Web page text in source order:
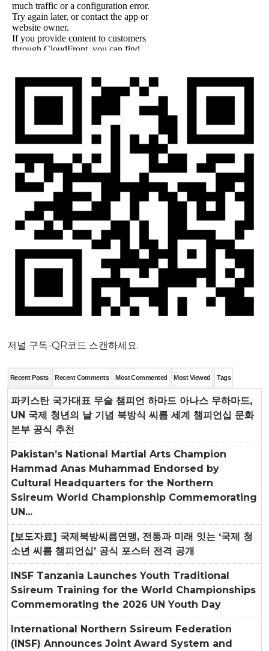
저널 구독-QR코드 스캔하세요.
Recent Posts Recent Comments Most Commented Most Viewed Tags
파키스탄 국가대표 무술 챔피언 하마드 아나스 무하마드,
UN 국제 청년의 날 기념 북방식 씨름 세계 챔피언십 문화
본부 공식 추천
Pakistan’s National Martial Arts Champion
Hammad Anas Muhammad Endorsed by
Cultural Headquarters for the Northern
Ssireum World Championship Commemorating
UN...
[보도자료] 국제북방씨름연맹, 전통과 미래 잇는 ‘국제 청
소년 씨름 챔피언십’ 공식 포스터 전격 공개
INSF Tanzania Launches Youth Traditional
Ssireum Training for the World Championships
Commemorating the 2026 UN Youth Day
International Northern Ssireum Federation
(INSF) Announces Joint Award System and